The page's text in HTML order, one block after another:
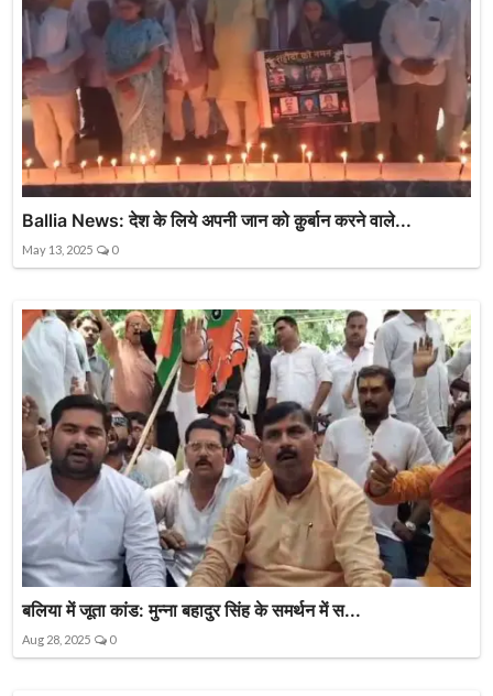
Ballia News: देश के लिये अपनी जान को क़ुर्बान करने वाले...
May 13, 2025 0
बलिया में जूता कांड: मुन्ना बहादुर सिंह के समर्थन में स...
Aug 28, 2025 0